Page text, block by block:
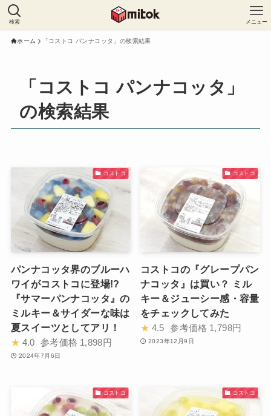
検索 メニュー
ホーム 「コストコ パンナコッタ」の検索結果
「コストコ パンナコッタ」
の検索結果
コストコ
パンナコッタ界のブルーハ
ワイがコストコに登場!?
『サマーパンナコッタ』の
ミルキー＆サイダーな味は
夏スイーツとしてアリ！
★ 4.0 参考価格 1,898円
2024年7月6日
コストコ
コストコの『グレープパン
ナコッタ』は買い？ ミル
キー＆ジューシー感・容量
をチェックしてみた
★ 4.5 参考価格 1,798円
2023年12月9日
コストコ コストコ